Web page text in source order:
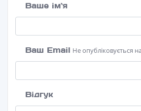
Ваше ім`я
Ваш Email Не опубліковується
Відгук